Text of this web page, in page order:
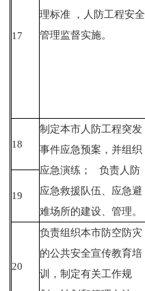
理标准 ，人防工程安全
管理监督实施。
17
18
制定本市人防工程突发
事件应急预案，并组织
应急演练； 负责人防
应急救援队伍、应急避
难场所的建设、管理。
19
20
负责组织本市防空防灾
的公共安全宣传教育培
训，制定有关工作规